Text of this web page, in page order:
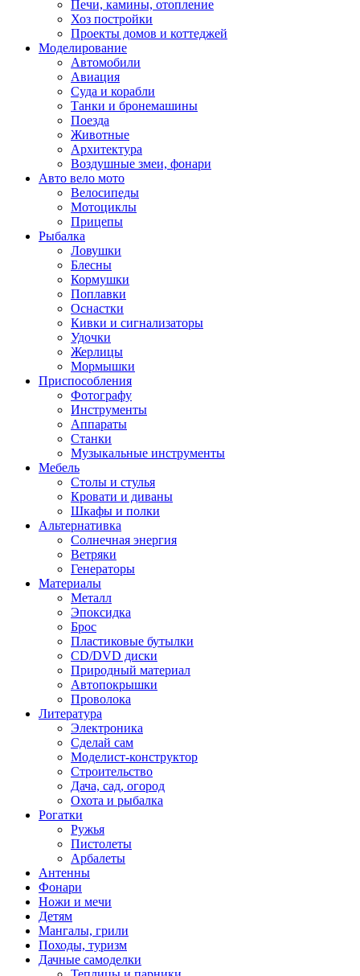
Печи, камины, отопление
Хоз постройки
Проекты домов и коттеджей
Моделирование
Автомобили
Авиация
Суда и корабли
Танки и бронемашины
Поезда
Животные
Архитектура
Воздушные змеи, фонари
Авто вело мото
Велосипеды
Мотоциклы
Прицепы
Рыбалка
Ловушки
Блесны
Кормушки
Поплавки
Оснастки
Кивки и сигнализаторы
Удочки
Жерлицы
Мормышки
Приспособления
Фотографу
Инструменты
Аппараты
Станки
Музыкальные инструменты
Мебель
Столы и стулья
Кровати и диваны
Шкафы и полки
Альтернативка
Солнечная энергия
Ветряки
Генераторы
Материалы
Металл
Эпоксидка
Брос
Пластиковые бутылки
CD/DVD диски
Природный материал
Автопокрышки
Проволока
Литература
Электроника
Сделай сам
Моделист-конструктор
Строительство
Дача, сад, огород
Охота и рыбалка
Рогатки
Ружья
Пистолеты
Арбалеты
Антенны
Фонари
Ножи и мечи
Детям
Мангалы, грили
Походы, туризм
Дачные самоделки